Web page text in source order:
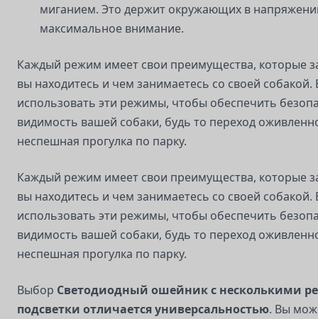
миганием. Это держит окружающих в
максимальное внимание.
Каждый режим имеет свои преимущества, которые
вы находитесь и чем занимаетесь со своей
использовать эти режимы, чтобы обеспечить
видимость вашей собаки, будь то переход
неспешная прогулка по парку.
Каждый режим имеет свои преимущества, которые
вы находитесь и чем занимаетесь со своей
использовать эти режимы, чтобы обеспечить
видимость вашей собаки, будь то переход
неспешная прогулка по парку.
Выбор Светодиодный ошейник с несколькими
подсветки отличается универсальностью. Вы